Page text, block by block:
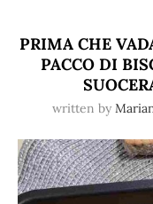
PRIMA CHE
PACCO DI
written by